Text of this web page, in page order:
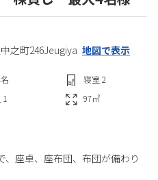
之町246Jeugiya 地図で表示
名 寝室 2
1 97㎡
座卓、座布団、布団が備わり